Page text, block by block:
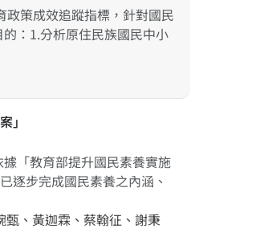
策成效追蹤指標，針對國民
：1.分析原住民族國民中小
」
據「教育部提升國民素養實施
逐步完成國民素養之內涵、
甄、黃迦霖、蔡翰征、謝秉